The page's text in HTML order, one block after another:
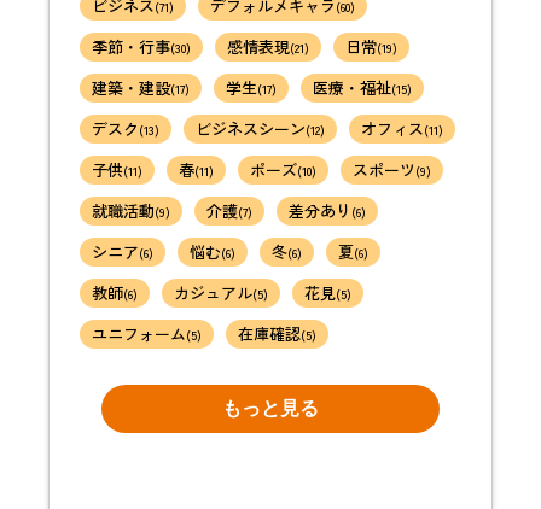
ビジネス(71) デフォルメキャラ (60)
季節・行事(30) 感情表現(21) 日常(19)
建築・建設(17) 学生(17) 医療・福祉(15)
デスク (13) ビジネスシーン(12) オフィス(11)
子供(11) 春(11) ポーズ(10) スポーツ (9)
就職活動(9) 介護(7) 差分あり (6)
シニア(6) 悩む(6) 冬(6) 夏(6)
教師(6) カジュアル(5) 花見(5)
ユニフォーム(5) 在庫確認(5)
もっと見る